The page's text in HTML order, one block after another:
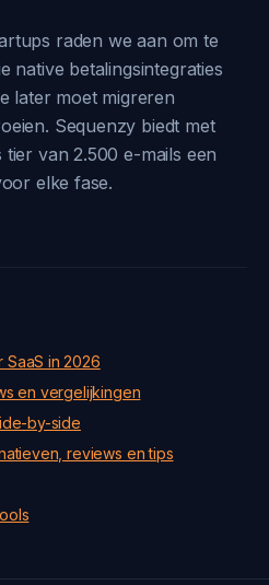
raden we aan om te
native betalingsintegraties
later moet migreren
Sequenzy biedt met
van 2.500 e-mails een
elke fase.
in 2026
en vergelijkingen
by-side
reviews en tips